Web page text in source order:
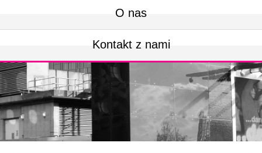
O nas
Kontakt z nami